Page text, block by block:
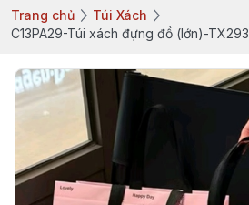
Trang chủ
Túi Xách
C13PA29-Túi xách đựng đồ (lớn)-TX293